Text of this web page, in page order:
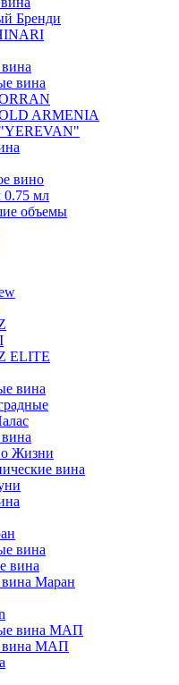
Бренди
вина
ARMENIA
вино
0.75 мл
объемы
ELITE
вина
Жизни
вина
вина
вина
Маран
вина МАП
вина МАП